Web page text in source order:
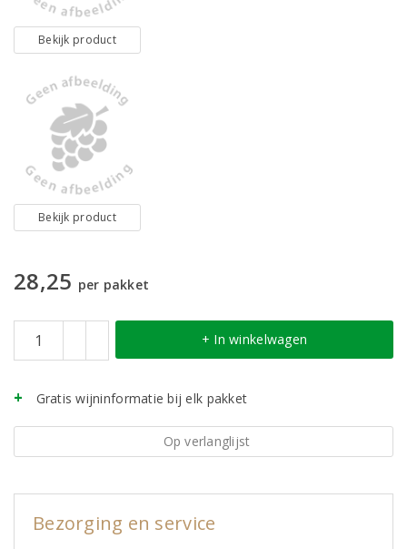
Bekijk product
Bekijk product
28,25 per pakket
+ In winkelwagen
Gratis wijninformatie bij elk pakket
Op verlanglijst
Bezorging en service